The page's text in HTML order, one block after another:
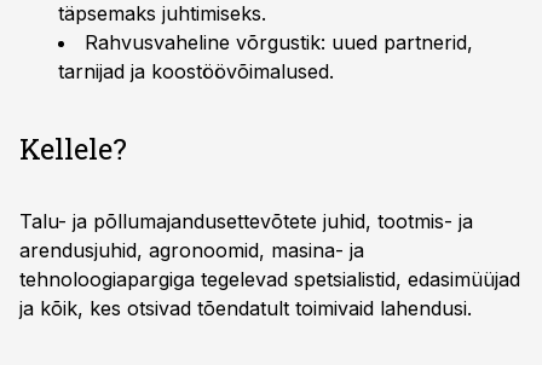
täpsemaks juhtimiseks.
Rahvusvaheline võrgustik: uued partnerid,
tarnijad ja koostöövõimalused.
Kellele?
Talu- ja põllumajandusettevõtete juhid, tootmis- ja
arendusjuhid, agronoomid, masina- ja
tehnoloogiapargiga tegelevad spetsialistid, edasimüüjad
ja kõik, kes otsivad tõendatult toimivaid lahendusi.